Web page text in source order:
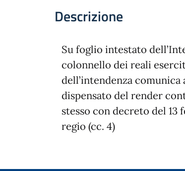
Descrizione
Su foglio intestato
colonnello dei reali
dell’intendenza comunica
dispensato del render
stesso con decreto del 13
regio (cc. 4)